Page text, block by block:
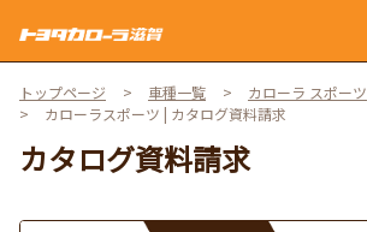
トップページ 車種一覧
カローラ スポーツ
カローラスポーツ | カタログ資料請求
カタログ資料請求